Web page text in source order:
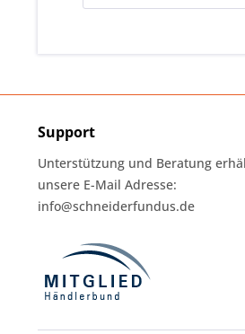
Support
Unterstützung und Beratung
unsere E-Mail Adresse:
info@schneiderfundus.de